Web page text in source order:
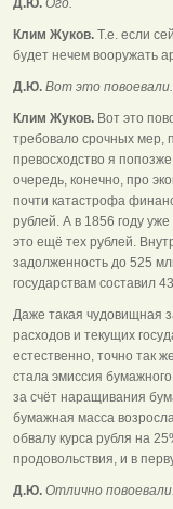
Д.Ю. Ого.
Клим Жуков. Т.е. если
будет нечем вооружать
Д.Ю. Вот это повоевали.
Клим Жуков. Вот это
требовало срочных мер,
превосходство я
очередь, конечно, про
почти катастрофа
рублей. А в 1856 году
это ещё тех рублей.
задолженность до 525
государствам составил
Даже такая чудовищная
расходов и текущих
естественно, точно так
стала эмиссия
за счёт наращивания
бумажная масса
обвалу курса рубля на
продовольствия, и в
Д.Ю. Отлично повоевали.